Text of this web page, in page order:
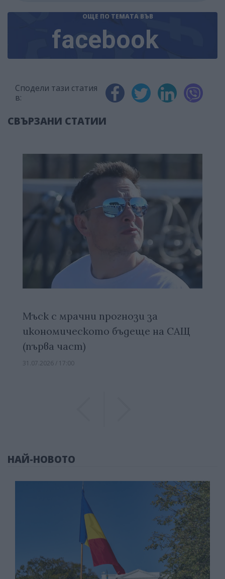
ОЩЕ ПО ТЕМАТА ВЪВ
facebook
Сподели тази статия
в:
СВЪРЗАНИ СТАТИИ
Мъск с мрачни прогнози за
икономическото бъдеще на САЩ
(първа част)
31.07.2026 / 17:00
НАЙ-НОВОТО